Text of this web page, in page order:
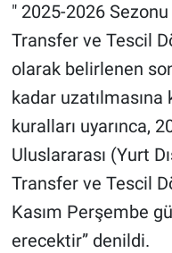
" 2025-2026
Transfer ve Tescil
olarak belirlenen
kadar
kuralları uyarınca,
Uluslararası (Yurt
Transfer ve Tescil
Kasım Perşembe
erecektir” denildi.